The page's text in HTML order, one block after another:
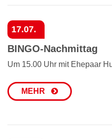
17.07.
BINGO-Nachmittag
Um 15.00 Uhr mit Ehepaar
MEHR